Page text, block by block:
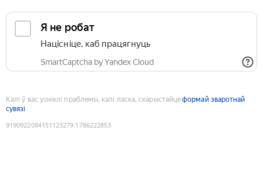
Я не робат
Націсніце, каб працягнуць
SmartCaptcha by Yandex Cloud
Калі ў вас узніклі праблемы, калі ласка, скарыстайцеформай зваротнай
сувязі
9190922084151123279:1786222853